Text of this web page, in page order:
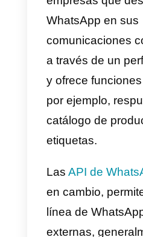
empresas.
¿Quién
WhatsApp
La
Business
por todas
desean